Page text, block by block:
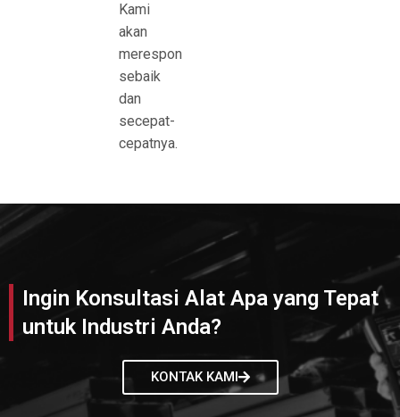
Kami
akan
merespon
sebaik
dan
secepat-
cepatnya.
Ingin Konsultasi Alat Apa yang Tepat
untuk Industri Anda?
KONTAK KAMI